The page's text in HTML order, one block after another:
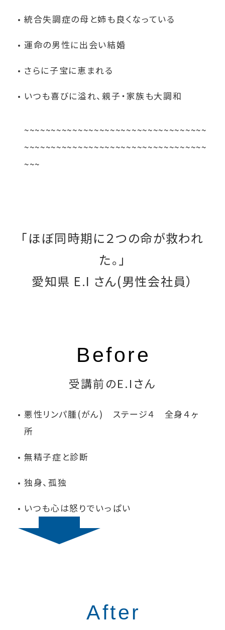
統合失調症の母と姉も良くなっている
運命の男性に出会い結婚
さらに子宝に恵まれる
いつも喜びに溢れ、親子・家族も大調和
~~~~~~~~~~~~~~~~~~~~~~~~~~~~~~~~~~
~~~~~~~~~~~~~~~~~~~~~~~~~~~~~~~~~~
~~~
「ほぼ同時期に２つの命が救われ
た。」
愛知県 E.I さん(男性会社員）
受講前のE.I さん
悪性リンパ腫(がん) ステージ４ 全身４ヶ
所
無精子症と診断
独身、孤独
いつも心は怒りでいっぱい